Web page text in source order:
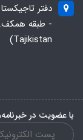
دفتر
Tajikistan)
با عضویت در